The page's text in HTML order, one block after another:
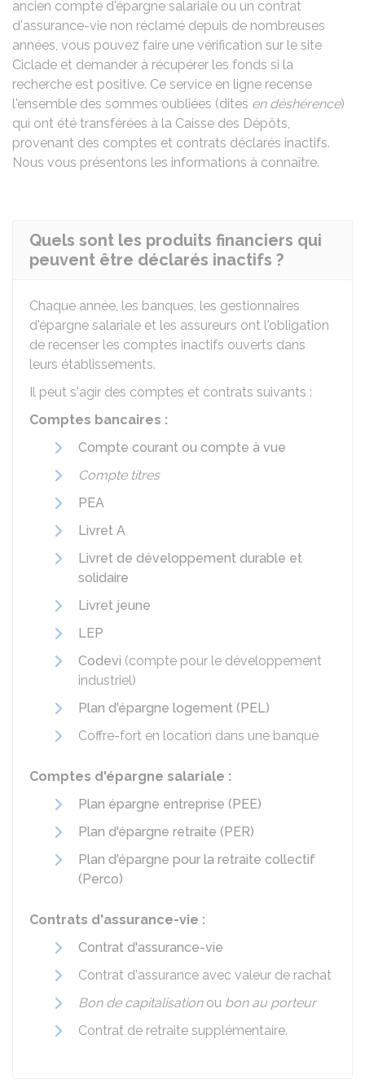
ancien compte d'épargne salariale ou un contrat
d'assurance-vie non réclamé depuis de nombreuses
années, vous pouvez faire une vérification sur le site
Ciclade et demander à récupérer les fonds si la
recherche est positive. Ce service en ligne recense
l'ensemble des sommes oubliées (dites en déshérence)
qui ont été transférées à la Caisse des Dépôts,
provenant des comptes et contrats déclarés inactifs.
Nous vous présentons les informations à connaître.
Quels sont les produits financiers qui
peuvent être déclarés inactifs ?
Chaque année, les banques, les gestionnaires
d'épargne salariale et les assureurs ont l'obligation
de recenser les comptes inactifs ouverts dans
leurs établissements.
Il peut s'agir des comptes et contrats suivants :
Comptes bancaires :
Compte courant ou compte à vue
Compte titres
PEA
Livret A
Livret de développement durable et
solidaire
Livret jeune
LEP
Codevi (compte pour le développement
industriel)
Plan d'épargne logement (PEL)
Coffre-fort en location dans une banque
Comptes d'épargne salariale :
Plan épargne entreprise (PEE)
Plan d'épargne retraite (PER)
Plan d'épargne pour la retraite collectif
(Perco)
Contrats d'assurance-vie :
Contrat d'assurance-vie
Contrat d'assurance avec valeur de rachat
Bon de capitalisationou bon au porteur
Contrat de retraite supplémentaire.